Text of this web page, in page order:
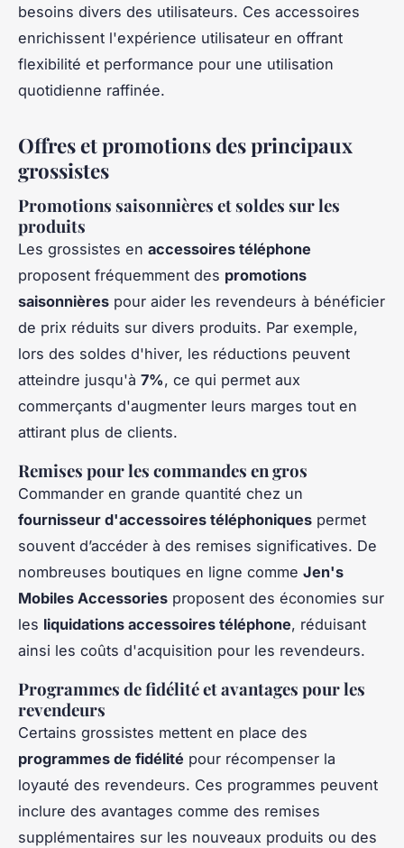
besoins divers des utilisateurs. Ces accessoires
enrichissent l'expérience utilisateur en offrant
flexibilité et performance pour une utilisation
quotidienne raffinée.
Offres et promotions des principaux
grossistes
Promotions saisonnières et soldes sur les
produits
Les grossistes en accessoires téléphone
proposent fréquemment des promotions
saisonnières pour aider les revendeurs à bénéficier
de prix réduits sur divers produits. Par exemple,
lors des soldes d'hiver, les réductions peuvent
atteindre jusqu'à 7%, ce qui permet aux
commerçants d'augmenter leurs marges tout en
attirant plus de clients.
Remises pour les commandes en gros
Commander en grande quantité chez un
fournisseur d'accessoires téléphoniques permet
souvent d’accéder à des remises significatives. De
nombreuses boutiques en ligne comme Jen's
Mobiles Accessories proposent des économies sur
les liquidations accessoires téléphone, réduisant
ainsi les coûts d'acquisition pour les revendeurs.
Programmes de fidélité et avantages pour les
revendeurs
Certains grossistes mettent en place des
programmes de fidélité pour récompenser la
loyauté des revendeurs. Ces programmes peuvent
inclure des avantages comme des remises
supplémentaires sur les nouveaux produits ou des